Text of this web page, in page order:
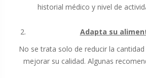
historial médico y nivel de
Adapta su
No se trata solo de reducir la
mejorar su calidad. Algunas